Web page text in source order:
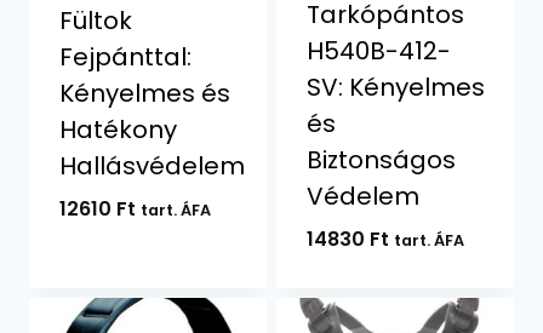
Fültok
Fejpánttal:
Kényelmes és
Hatékony
Hallásvédelem
12610 Ft tart. ÁFA
Tarkópántos
H540B-412-
SV: Kényelmes
és
Biztonságos
Védelem
14830 Ft tart. ÁFA